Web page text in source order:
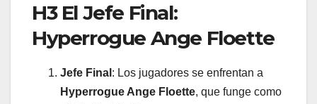
H3 El Jefe Final:
Hyperrogue Ange Floette
Jefe Final : Los jugadores se enfrentan a
Hyperrogue Ange Floette, que funge como